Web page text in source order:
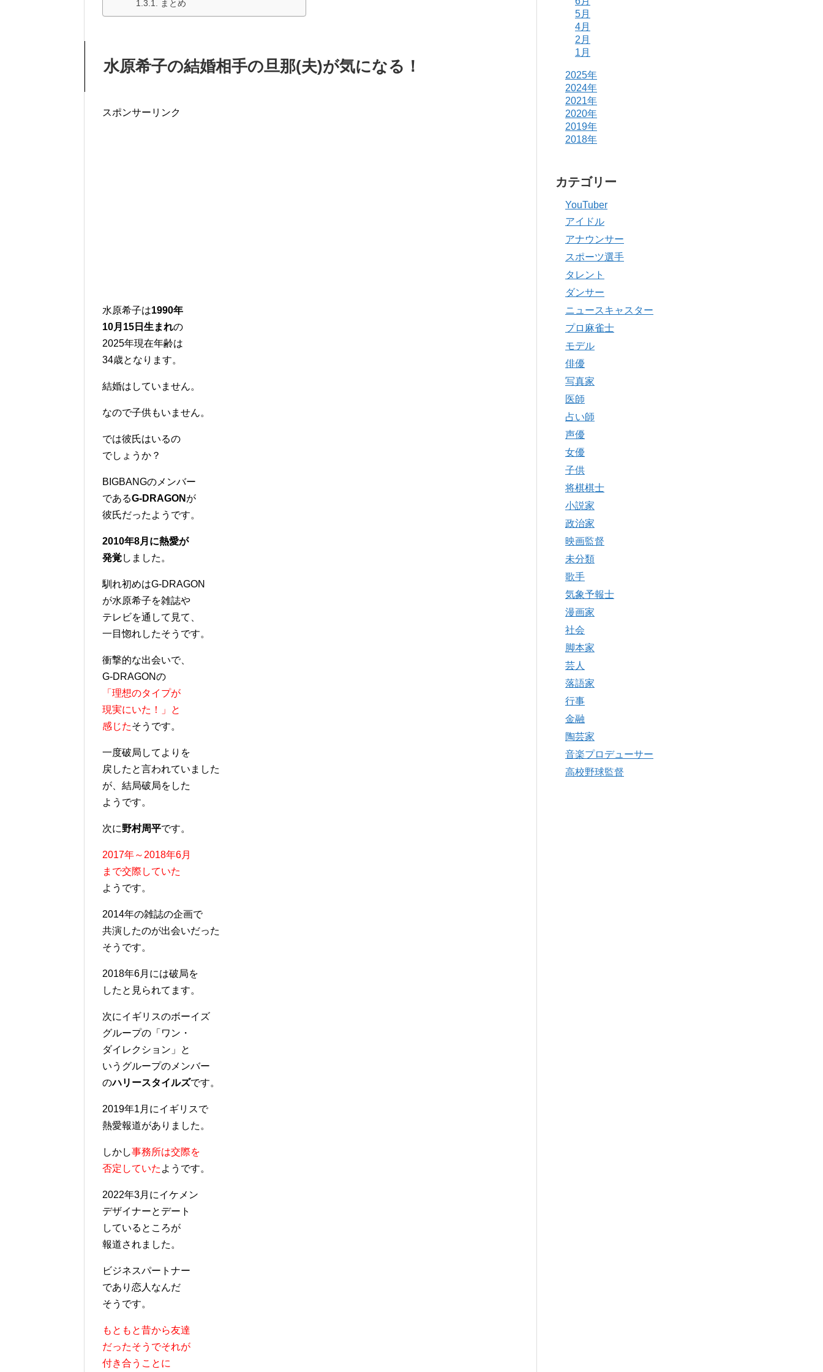
まとめ
水原希子の結婚相手の旦那(夫)が気になる！
スポンサーリンク
水原希子は1990年
10月15日生まれの
2025年現在年齢は
34歳となります。
結婚はしていません。
なので子供もいません。
では彼氏はいるの
でしょうか？
BIGBANGのメンバー
であるG-DRAGON が
彼氏だったようです。
2010年8月に熱愛が
発覚しました。
馴れ初めはG-DRAGON
が水原希子を雑誌や
テレビを通して見て、
一目惚れしたそうです。
衝撃的な出会いで、
G-DRAGONの
「理想のタイプが
現実にいた！」と
感じたそうです。
一度破局してよりを
戻したと言われていました
が、結局破局をした
ようです。
次に野村周平です。
2017年～2018年6月
まで交際していた
ようです。
2014年の雑誌の企画で
共演したのが出会いだった
そうです。
2018年6月には破局を
したと見られてます。
次にイギリスのボーイズ
グループの「ワン・
ダイレクション」と
いうグループのメンバー
のハリースタイルズです。
2019年1月にイギリスで
熱愛報道がありました。
しかし事務所は交際を
否定していた ようです。
2022年3月にイケメン
デザイナーとデート
しているところが
報道されました。
ビジネスパートナー
であり恋人なんだ
そうです。
もともと昔から友達
だったそうでそれが
付き合うことに
5月
4月
2月
1月
2025年
2024年
2021年
2020年
2019年
2018年
カテゴリー
YouTuber
アイドル
アナウンサー
スポーツ選手
タレント
ダンサー
ニュースキャスター
プロ麻雀士
モデル
俳優
写真家
医師
占い師
声優
女優
子供
将棋棋士
小説家
政治家
映画監督
未分類
歌手
気象予報士
漫画家
社会
脚本家
芸人
落語家
行事
金融
陶芸家
音楽プロデューサー
高校野球監督